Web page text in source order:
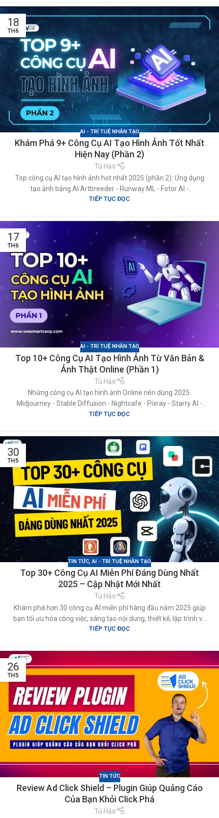
18
TH6
AI - TRÍ TUỆ NHÂN TẠO
Khám Phá 9+ Công Cụ AI Tạo Hình Ảnh Tốt Nhất
Hiện Nay (Phần 2)
Tú Hảo
Top công cụ AI tạo hình ảnh hot nhất 2025 (phần 2): Ứng dụng
tạo ảnh bằng AI Artbreeder - Runway ML - Fotor AI -
Picwish.com - Shutterstock - Dream Studio - Getty Images -
để tạo ảnh online AI trên Android
TIẾP TỤC ĐỌC
17
TH6
AI - TRÍ TUỆ NHÂN TẠO
Top 10+ Công Cụ AI Tạo Hình Ảnh Từ Văn Bản &
Ảnh Thật Online (Phần 1)
Tú Hảo
Những công cụ AI tạo hình ảnh Online nên dùng 2025:
Midjourney - Stable Diffusion - Nightcafe - Pixray - Starry AI -
DeepAI - Dream by Wombo - Canva - DALL·E 2 - Craiyon,...
TIẾP TỤC ĐỌC
30
TH5
TIN TỨC,AI - TRÍ TUỆ NHÂN TẠO
Top 30+ Công Cụ AI Miễn Phí Đáng Dùng Nhất
2025 – Cập Nhật Mới Nhất
Tú Hảo
Khám phá hơn 30 công cụ AI miễn phí hàng đầu năm 2025 giúp
bạn tối ưu hóa công việc, sáng tạo nội dung, thiết kế, lập trình và
nhiều hơn nữa. Danh sách cập nhật mới nhất, phù hợp cho mọi
TIẾP TỤC ĐỌC
26
TH5
TIN TỨC
Review Ad Click Shield – Plugin Giúp Quảng Cáo
Của Bạn Khỏi Click Phá
Tú Hảo